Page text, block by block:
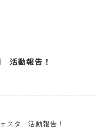
活動報告！